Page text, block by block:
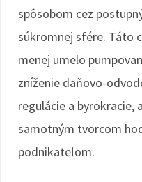
spôsobom cez
súkromnej sfére. Táto
menej umelo
zníženie daňovo-
regulácie a byrokracie,
samotným tvorcom
podnikateľom.